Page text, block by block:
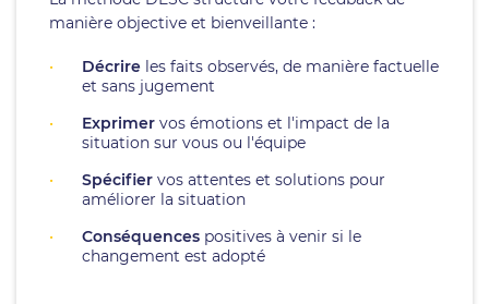
manière objective et bienveillante :
Décrire les faits observés, de manière factuelle
et sans jugement
Exprimer vos émotions et l'impact de la
situation sur vous ou l'équipe
Spécifier vos attentes et solutions pour
améliorer la situation
Conséquences positives à venir si le
changement est adopté